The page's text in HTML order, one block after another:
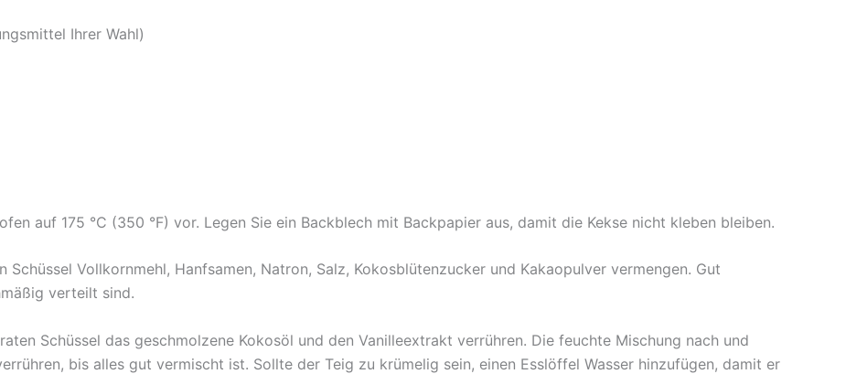
Ihrer Wahl)
auf 175 °C (350 °F) vor. Legen Sie ein Backblech mit Backpapier aus, damit die Kekse nicht kleben bleiben.
Schüssel Vollkornmehl, Hanfsamen, Natron, Salz, Kokosblütenzucker und Kakaopulver vermengen. Gut
verteilt sind.
Schüssel das geschmolzene Kokosöl und den Vanilleextrakt verrühren. Die feuchte Mischung nach und
bis alles gut vermischt ist. Sollte der Teig zu krümelig sein, einen Esslöffel Wasser hinzufügen, damit er